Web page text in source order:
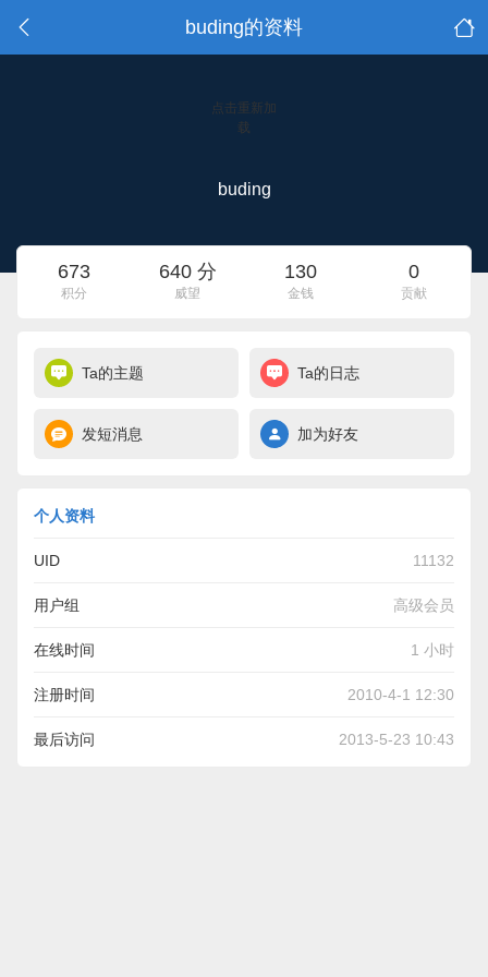
buding的资料
点击重新加
载
buding
673
积分
640 分
威望
130
金钱
0
贡献
Ta的主题 Ta的日志
发短消息 加为好友
个人资料
UID 11132
用户组 高级会员
在线时间 1 小时
注册时间 2010-4-1 12:30
最后访问 2013-5-23 10:43